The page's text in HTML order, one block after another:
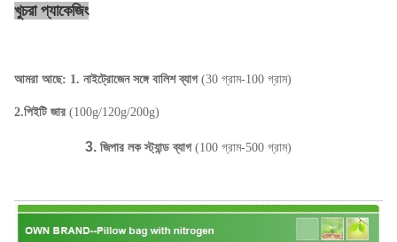
খুচরা প্যাকেজিং
আমরা আছে: 1. নাইট্রোজেন সঙ্গে বালিশ ব্যাগ(30 গ্রাম-100 গ্রাম)
2.পিইটি জার (100g/120g/200g)
3. জিপার লক স্ট্যান্ড ব্যাগ(100 গ্রাম-500 গ্রাম)